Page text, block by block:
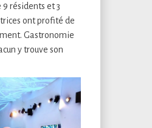
9 résidents et 3
ont profité de
Gastronomie
y trouve son